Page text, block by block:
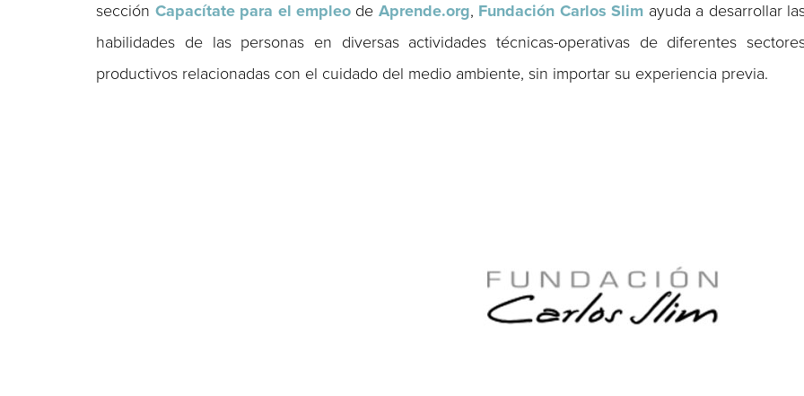
sección Capacítate para el empleode Aprende.org, Fundación Carlos Slim ayuda a desarrollar
habilidades de las personas en diversas actividades técnicas-operativas de diferentes
productivos relacionadas con el cuidado del medio ambiente, sin importar su experiencia previa.